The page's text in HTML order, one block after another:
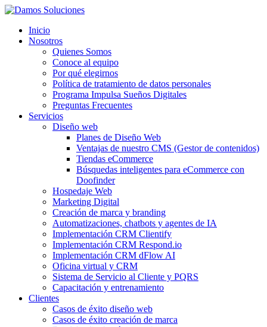
Inicio
Nosotros
Quienes Somos
Conoce al equipo
Por qué elegirnos
Política de tratamiento de datos personales
Programa Impulsa Sueños Digitales
Preguntas Frecuentes
Servicios
Diseño web
Planes de Diseño Web
Ventajas de nuestro CMS (Gestor de contenidos)
Tiendas eCommerce
Búsquedas inteligentes para eCommerce con
Doofinder
Hospedaje Web
Marketing Digital
Creación de marca y branding
Automatizaciones, chatbots y agentes de IA
Implementación CRM Clientify
Implementación CRM Respond.io
Implementación CRM dFlow AI
Oficina virtual y CRM
Sistema de Servicio al Cliente y PQRS
Capacitación y entrenamiento
Clientes
Casos de éxito diseño web
Casos de éxito creación de marca